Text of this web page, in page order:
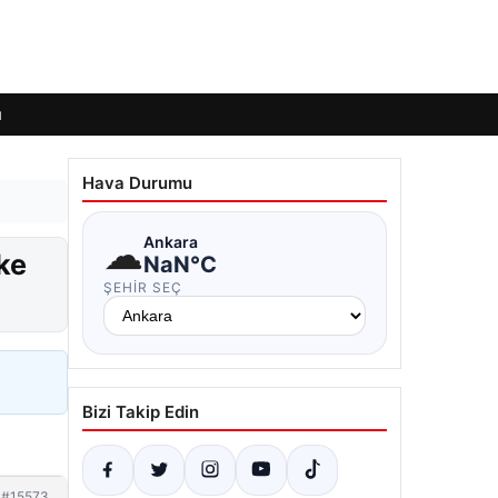
Hava Durumu
☁Ankara
NaN°C
ŞEHIR SEÇ
Bizi Takip Edin